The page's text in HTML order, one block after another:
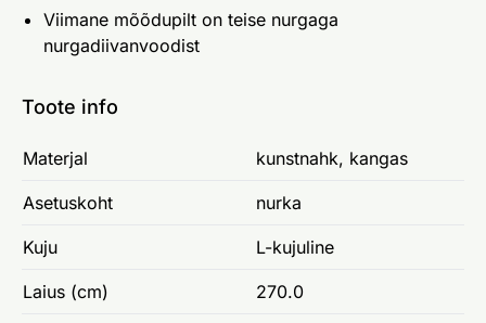
Viimane mõõdupilt on teise nurgaga
nurgadiivanvoodist
Toote info
Materjal kunstnahk, kangas
Asetuskoht nurka
Kuju L-kujuline
Laius (cm) 270.0